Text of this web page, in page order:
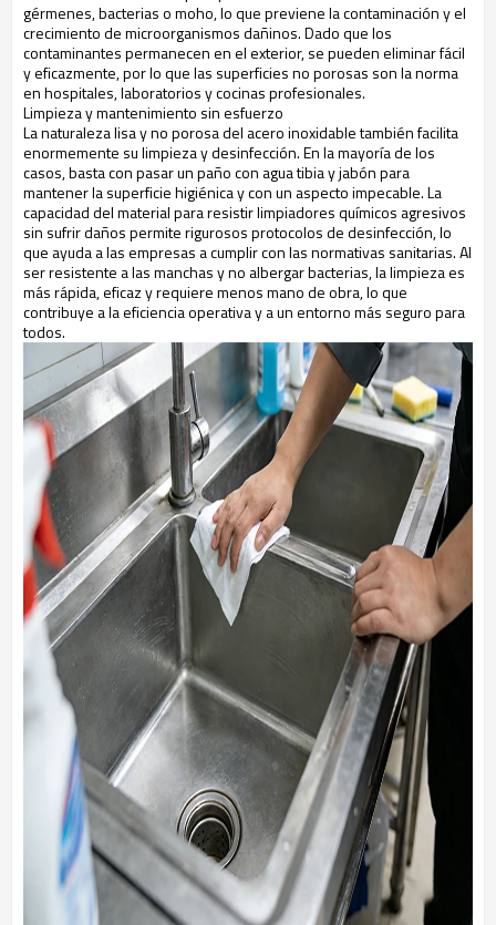
gérmenes, bacterias o moho, lo que previene la contaminación y el
crecimiento de microorganismos dañinos. Dado que los
contaminantes permanecen en el exterior, se pueden eliminar fácil
y eficazmente, por lo que las superficies no porosas son la norma
en hospitales, laboratorios y cocinas profesionales.
Limpieza y mantenimiento sin esfuerzo
La naturaleza lisa y no porosa del acero inoxidable también facilita
enormemente su limpieza y desinfección. En la mayoría de los
casos, basta con pasar un paño con agua tibia y jabón para
mantener la superficie higiénica y con un aspecto impecable. La
capacidad del material para resistir limpiadores químicos agresivos
sin sufrir daños permite rigurosos protocolos de desinfección, lo
que ayuda a las empresas a cumplir con las normativas sanitarias. Al
ser resistente a las manchas y no albergar bacterias, la limpieza es
más rápida, eficaz y requiere menos mano de obra, lo que
contribuye a la eficiencia operativa y a un entorno más seguro para
todos.